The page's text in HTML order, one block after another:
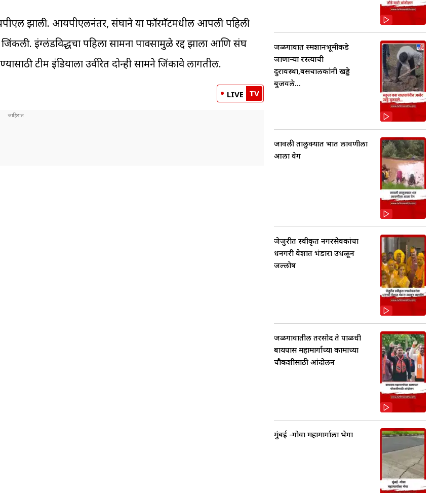
झाली. आयपीएलनंतर, संघाने या फॉरमॅटमधील आपली पहिली
इंग्लंडविरुद्धचा पहिला सामना पावसामुळे रद्द झाला आणि संघ
टीम इंडियाला उर्वरित दोन्ही सामने जिंकावे लागतील.
LIVE TV
जळगावात स्मशानभूमीकडे
जाणाऱ्या रस्त्याची
दुरावस्था,बसचालकांनी खड्डे
बुजवले...
जावली तालुक्यात भात लावणीला
आला वेग
जेजुरीत स्वीकृत नगरसेवकांचा
धनगरी वेशात भंडारा उधळून
जल्लोष
जळगावातील तरसोद ते पाळधी
बायपास महामार्गाच्या कामाच्या
चौकशीसाठी आंदोलन
मुंबई -गोवा महामार्गाला भेगा